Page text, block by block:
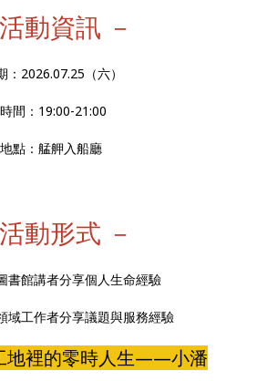
動資訊 －
：2026.07.25（六）
時間：19:00-21:00
地點：艋舺入船廳
動形式 －
書館講者分享個人生命經驗
域工作者分享議題與服務經驗
地裡的零時人生——小潘